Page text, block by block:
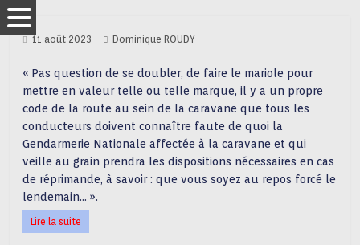
11 août 2023 Dominique ROUDY
« Pas question de se doubler, de faire le mariole pour
mettre en valeur telle ou telle marque, il y a un propre
code de la route au sein de la caravane que tous les
conducteurs doivent connaître faute de quoi la
Gendarmerie Nationale affectée à la caravane et qui
veille au grain prendra les dispositions nécessaires en cas
de réprimande, à savoir : que vous soyez au repos forcé le
lendemain… ».
Lire la suite